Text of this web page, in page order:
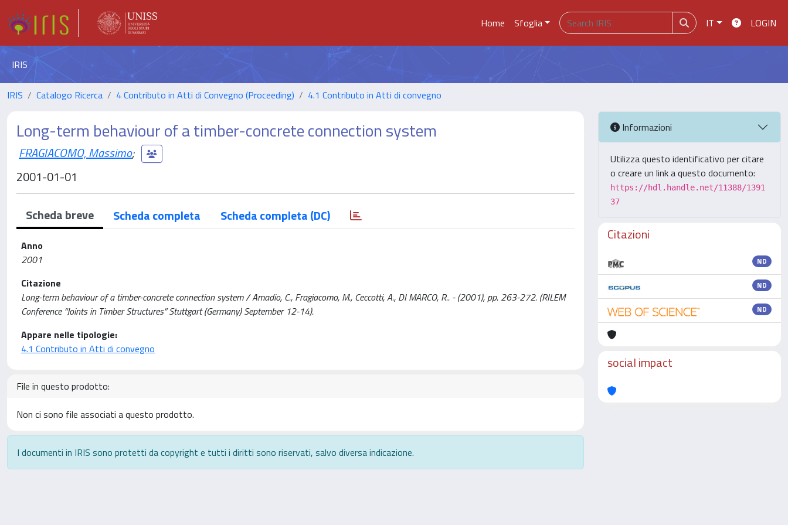
Home Sfoglia IT LOGIN
IRIS
IRIS Catalogo Ricerca 4 Contributo in Atti di Convegno (Proceeding) 4.1 Contributo in Atti di convegno
Long-term behaviour of a timber-concrete connection system
FRAGIACOMO, Massimo;
2001-01-01
Scheda breve Scheda completa Scheda completa (DC)
Anno
2001
Citazione
Long-term behaviour of a timber-concrete connection system / Amadio, C., Fragiacomo, M., Ceccotti, A., DI MARCO, R.. - (2001), pp. 263-272. (RILEM
Conference “Joints in Timber Structures” Stuttgart (Germany) September 12-14).
Appare nelle tipologie:
4.1 Contributo in Atti di convegno
File in questo prodotto:
Non ci sono file associati a questo prodotto.
I documenti in IRIS sono protetti da copyright e tutti i diritti sono riservati, salvo diversa indicazione.
Informazioni
Utilizza questo identificativo per citare
o creare un link a questo documento:
https://hdl.handle.net/11388/1391
37
Citazioni
ND
ND
ND
social impact